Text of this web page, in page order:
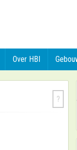
Over HBI
?